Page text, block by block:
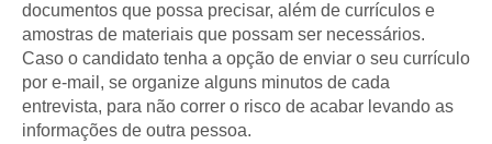
documentos que possa precisar, além de currículos e
amostras de materiais que possam ser necessários.
Caso o candidato tenha a opção de enviar o seu currículo
por e-mail, se organize alguns minutos de cada
entrevista, para não correr o risco de acabar levando as
informações de outra pessoa.